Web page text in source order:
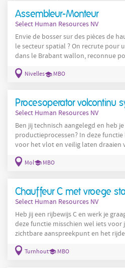
Assembleur-Monteur
Select Human Resources NV
Envie de bosser sur des pièces de
le secteur spatial ? On recrute pour une PME industrielle basée
dans le Brabant wallon, reconnue
spatial/aéronautique). L’équipe
mécaniques sur base de plans et
Nivelles MBO
Procesoperator volcontinu
Select Human Resources NV
Ben jij technisch aangelegd en heb
productieprocessen? In deze
voor het vlot en veilig laten draaien
installaties. Na een grondige opleiding groei je stap voor stap in
je rol en krijg je steeds meer
Uitvoeren van
Mol MBO
Chauffeur C met vroege
Select Human Resources NV
Heb jij een rijbewijs C en werk je
deze functie misschien wel iets
zichtbare aanspreekpunt en het
klant. Wat houdt de job in? Samen met een collega sta je in voor
de afvalophaling bij klanten Je hanteert een veilige, defensieve
Turnhout MBO